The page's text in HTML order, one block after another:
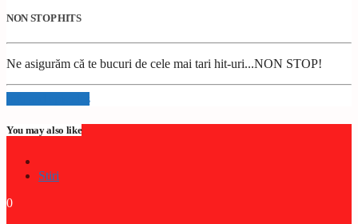
NON STOP HITS
Ne asigurăm că te bucuri de cele mai tari hit-uri...NON STOP!
Info and episodes
You may also like
Stiri
0